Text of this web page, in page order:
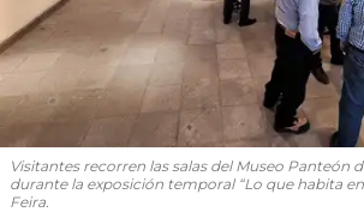
Visitantes recorren las salas del Museo Panteón
durante la exposición temporal “Lo que habita en
Feira.